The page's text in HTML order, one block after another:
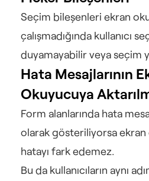
Seçim bileşenleri ekran
çalışmadığında kullanıcı
duyamayabilir veya seçim
Hata Mesajlarının
Okuyucuya
Form alanlarında hata
olarak gösteriliyorsa ekran
hatayı fark edemez.
Bu da kullanıcıların aynı